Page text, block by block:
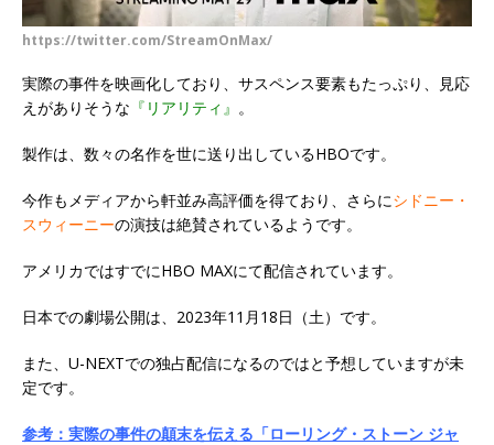
https://twitter.com/StreamOnMax/
実際の事件を映画化しており、サスペンス要素もたっぷり、見応
えがありそうな 『リアリティ』 。
製作は、数々の名作を世に送り出しているHBOです。
今作もメディアから軒並み高評価を得ており、さらにシドニー・
スウィーニーの演技は絶賛されているようです。
アメリカではすでにHBO MAXにて配信されています。
日本での劇場公開は、2023年11月18日（土）です。
また、U-NEXTでの独占配信になるのではと予想していますが未
定です。
参考：実際の事件の顛末を伝える「ローリング・ストーン ジャ